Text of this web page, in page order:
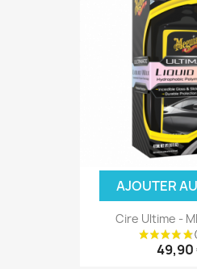
AJOUTER
Cire Ultime -
49,90